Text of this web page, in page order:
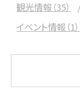
観光情報（35）
イベント情報（1）